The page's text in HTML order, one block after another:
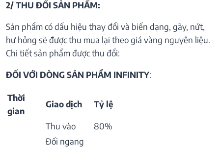
2/ THU ĐỔI SẢN PHẨM:
Sản phẩm có dấu hiệu thay đổi và biến dạng, gãy, nứt,
hư hỏng sẽ được thu mua lại theo giá vàng nguyên liệu.
Chi tiết sản phẩm được thu đổi:
ĐỐI VỚI DÒNG SẢN PHẨM INFINITY:
Thời
gian
Giao dịch Tỷ lệ
Thu vào
80%
Đổi ngang